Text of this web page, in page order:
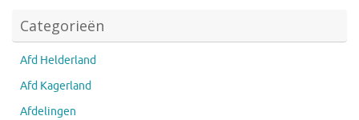
Categorieën
Afd Helderland
Afd Kagerland
Afdelingen